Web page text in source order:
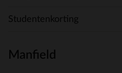
Studentenkorting
Manfield